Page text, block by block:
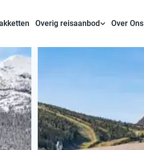
Overig reisaanbod Over Ons